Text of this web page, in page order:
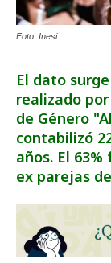
Foto: Inesi
El dato
realizado
de Género
contabilizó
años. El
ex parejas